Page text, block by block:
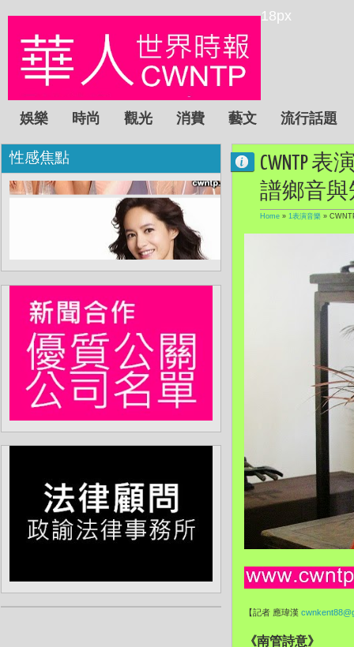
18px
娛樂 時尚 觀光 消費 藝文 流行話題
CWNTP
譜鄉音與
Home » 1表演音樂 »
【記者 應瑋漢
《南管詩意》
性感焦點